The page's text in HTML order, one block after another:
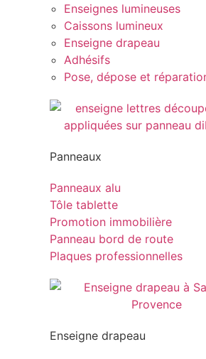
Enseignes lumineuses
Caissons lumineux
Enseigne drapeau
Adhésifs
Pose, dépose et
Panneaux
Panneaux alu
Tôle tablette
Promotion immobilière
Panneau bord de route
Plaques professionnelles
Enseigne drapeau